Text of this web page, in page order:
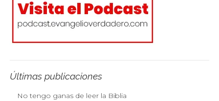
Últimas publicaciones
No tengo ganas de leer la Biblia